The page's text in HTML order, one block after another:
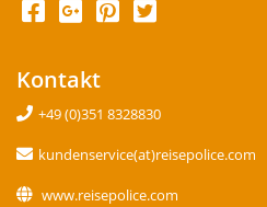
Kontakt
+49 (0)351 8328830
kundenservice(at)reisepolice.com
www.reisepolice.com